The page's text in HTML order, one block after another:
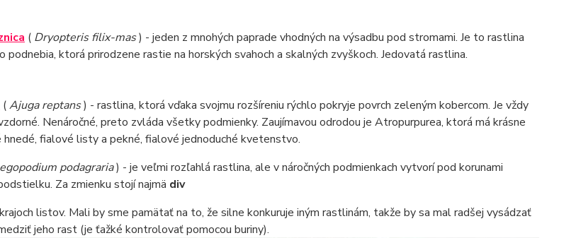
(Dryopteris filix-mas) - jeden z mnohých paprade vhodných na výsadbu pod stromami. Je to rastlina
podnebia, ktorá prirodzene rastie na horských svahoch a skalných zvyškoch. Jedovatá rastlina.
(Ajuga reptans) - rastlina, ktorá vďaka svojmu rozšíreniu rýchlo pokryje povrch zeleným kobercom. Je vždy
Nenáročné, preto zvláda všetky podmienky. Zaujímavou odrodou je Atropurpurea, ktorá má krásne
fialové listy a pekné, fialové jednoduché kvetenstvo.
podagraria) - je veľmi rozľahlá rastlina, ale v náročných podmienkach vytvorí pod korunami
Za zmienku stojí najmä div
listov. Mali by sme pamätať na to, že silne konkuruje iným rastlinám, takže by sa mal radšej vysádzať
jeho rast (je ťažké kontrolovať pomocou buriny).